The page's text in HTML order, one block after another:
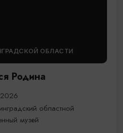
ОБЛАСТИ
Родина
областной
музей